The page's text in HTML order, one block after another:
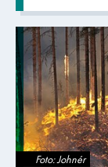
Foto: Johnér